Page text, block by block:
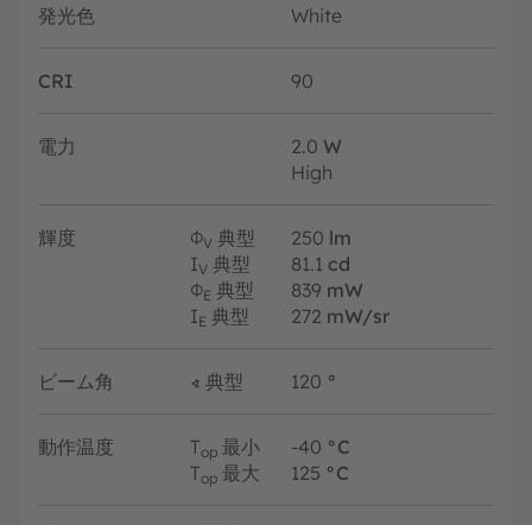
発光色 White
CRI 90
電力 2.0 W
High
輝度 ΦV 典型 250 lm
IV 典型 81.1 cd
ΦE 典型 839 mW
IE 典型 272 mW/sr
ビーム角 ∢ 典型 120 °
動作温度 Top 最小 -40 °C
Top 最大 125 °C